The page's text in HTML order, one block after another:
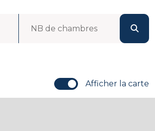
NB de chambres
Afficher la carte